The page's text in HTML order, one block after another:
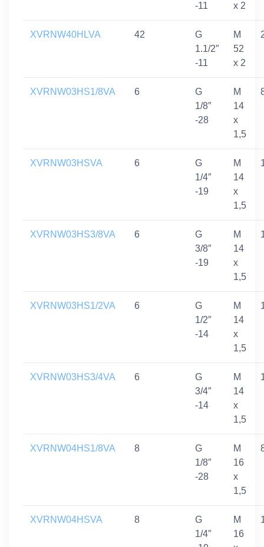
-11
x 2
XVRNW40HLVA 42
G
1.1/2″
-11
M
52
x 2
XVRNW03HS1/8VA 6
G
1/8″
-28
M
14
x
1,5
XVRNW03HSVA 6
G
1/4″
-19
M
14
x
1,5
XVRNW03HS3/8VA 6
G
3/8″
-19
M
14
x
1,5
XVRNW03HS1/2VA 6
G
1/2″
-14
M
14
x
1,5
XVRNW03HS3/4VA 6
G
3/4″
-14
M
14
x
1,5
XVRNW04HS1/8VA 8
G
1/8″
-28
M
16
x
1,5
XVRNW04HSVA 8
G
1/4″
M
16